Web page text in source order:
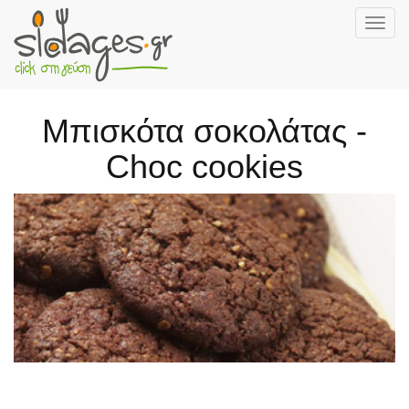
Skip
Μπισκότα σοκολάτας -
Choc cookies